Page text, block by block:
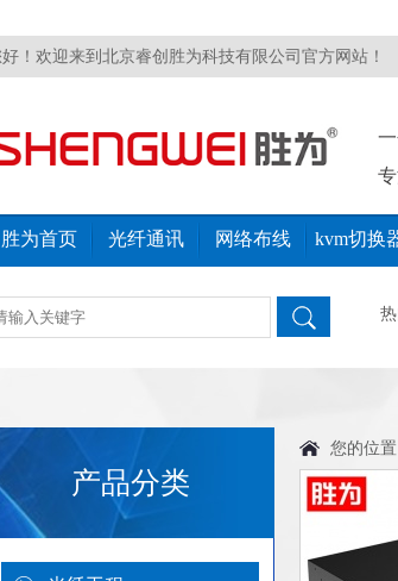
！欢迎来到北京睿创胜为科技有限公司官方网站！
胜为首页 光纤通讯 网络布线 kvm切换
产品分类
您的位置